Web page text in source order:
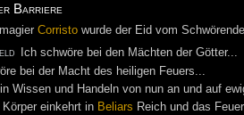
Barriere
Corristowurde der Eid vom
Ich schwöre bei den Mächten der Götter...
bei der Macht des heiligen Feuers...
Wissen und Handeln von nun an und auf
einkehrt in Beliars Reich und das